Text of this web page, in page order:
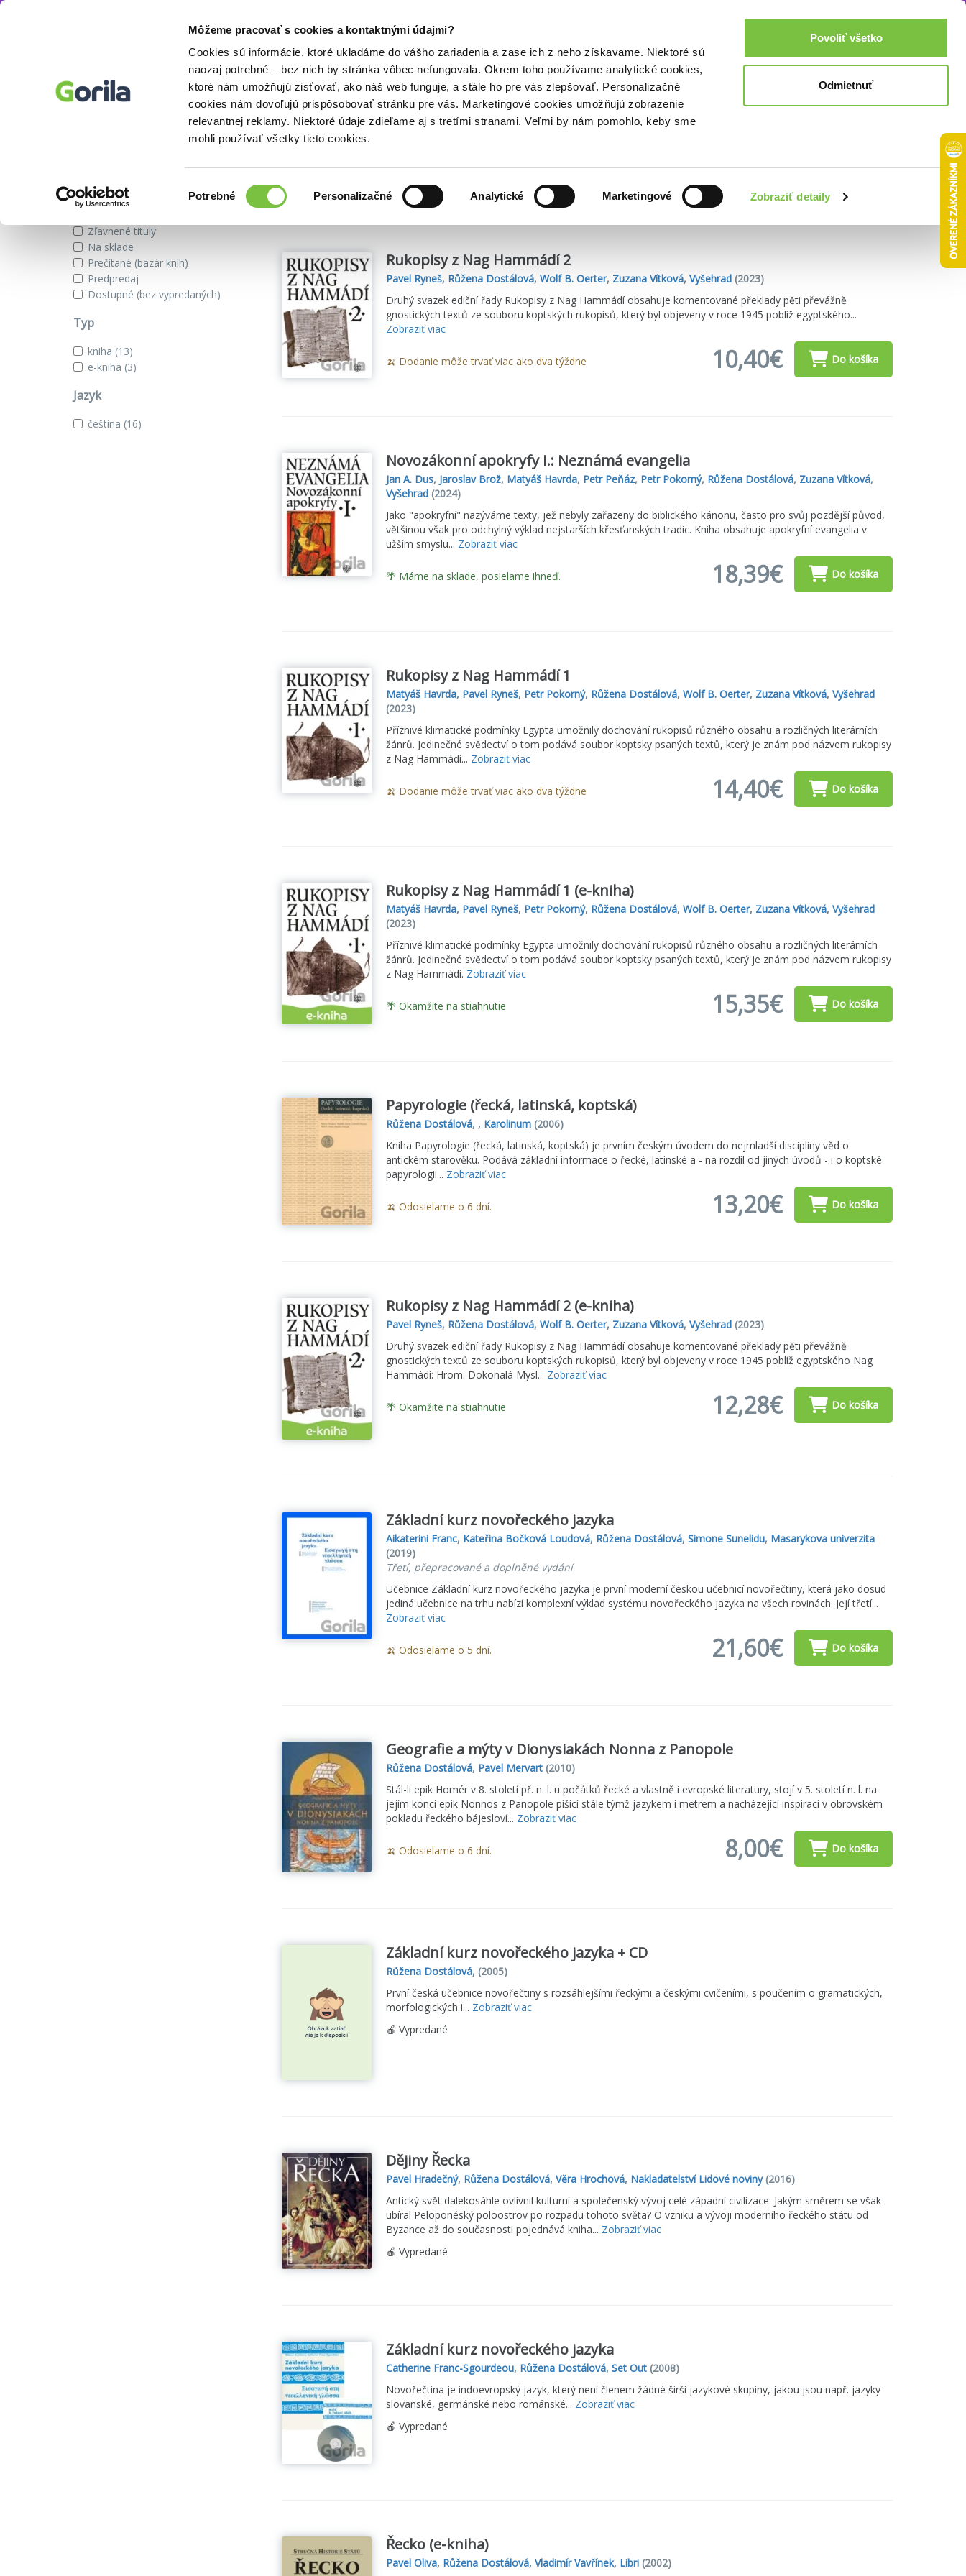
Môžeme pracovať s cookies a kontaktnými údajmi?
Cookies sú informácie, ktoré ukladáme do vášho zariadenia a zase ich z neho získavame. Niektoré sú
naozaj potrebné – bez nich by stránka vôbec nefungovala. Okrem toho používame analytické cookies,
ktoré nám umožňujú zisťovať, ako náš web funguje, a stále ho pre vás zlepšovať. Personalizačné
cookies nám dovoľujú prispôsobovať stránku pre vás. Marketingové cookies umožňujú zobrazenie
relevantnej reklamy. Niektoré údaje zdieľame aj s tretími stranami. Veľmi by nám pomohlo, keby sme
mohli používať všetky tieto cookies.
súhlasu
Potrebné Personalizačné Analytické Marketingové Zobraziť detaily
Povoliť všetko
Odmietnuť
Doplnky Prihlásenie 0,00€
Růžena Dostálová Akcie a zľavy
Knihy autora Růžena Dostálová
Zobraziť iba
Zľavnené tituly
Na sklade
Prečítané (bazár kníh)
Predpredaj
Dostupné (bez vypredaných)
Typ
kniha (13)
e-kniha (3)
Jazyk
čeština (16)
Našli sme Zoradiť podľa:
Rukopisy z Nag Hammádí 2
Pavel Ryneš, Růžena Dostálová, Wolf B. Oerter, Zuzana Vítková, Vyšehrad(2023)
Druhý svazek ediční řady Rukopisy z Nag Hammádí obsahuje komentované překlady pěti převážně
gnostických textů ze souboru koptských rukopisů, který byl objeveny v roce 1945 poblíž egyptského...
Zobraziť viac
🍌 Dodanie môže trvať viac ako dva týždne 10,40€ Do košíka
Novozákonní apokryfy I.: Neznámá evangelia
Jan A. Dus, Jaroslav Brož, Matyáš Havrda, Petr Peňáz, Petr Pokorný, Růžena Dostálová, Zuzana Vítková,
Vyšehrad(2024)
Jako "apokryfní" nazýváme texty, jež nebyly zařazeny do biblického kánonu, často pro svůj pozdější původ,
většinou však pro odchylný výklad nejstarších křesťanských tradic. Kniha obsahuje apokryfní evangelia v
užším smyslu... Zobraziť viac
🌴 Máme na sklade, posielame ihneď. 18,39€ Do košíka
Rukopisy z Nag Hammádí 1
Matyáš Havrda, Pavel Ryneš, Petr Pokorný, Růžena Dostálová, Wolf B. Oerter, Zuzana Vítková, Vyšehrad
(2023)
Příznivé klimatické podmínky Egypta umožnily dochování rukopisů různého obsahu a rozličných literárních
žánrů. Jedinečné svědectví o tom podává soubor koptsky psaných textů, který je znám pod názvem rukopisy
z Nag Hammádí... Zobraziť viac
🍌 Dodanie môže trvať viac ako dva týždne 14,40€ Do košíka
Rukopisy z Nag Hammádí 1 (e-kniha)
Matyáš Havrda, Pavel Ryneš, Petr Pokorný, Růžena Dostálová, Wolf B. Oerter, Zuzana Vítková, Vyšehrad
(2023)
Příznivé klimatické podmínky Egypta umožnily dochování rukopisů různého obsahu a rozličných literárních
žánrů. Jedinečné svědectví o tom podává soubor koptsky psaných textů, který je znám pod názvem rukopisy
z Nag Hammádí. Zobraziť viac
🌴 Okamžite na stiahnutie 15,35€ Do košíka
Papyrologie (řecká, latinská, koptská)
Růžena Dostálová, , Karolinum(2006)
Kniha Papyrologie (řecká, latinská, koptská) je prvním českým úvodem do nejmladší discipliny věd o
antickém starověku. Podává základní informace o řecké, latinské a - na rozdíl od jiných úvodů - i o koptské
papyrologii... Zobraziť viac
🍌 Odosielame o 6 dní. 13,20€ Do košíka
Rukopisy z Nag Hammádí 2 (e-kniha)
Pavel Ryneš, Růžena Dostálová, Wolf B. Oerter, Zuzana Vítková, Vyšehrad(2023)
Druhý svazek ediční řady Rukopisy z Nag Hammádí obsahuje komentované překlady pěti převážně
gnostických textů ze souboru koptských rukopisů, který byl objeveny v roce 1945 poblíž egyptského Nag
Hammádí: Hrom: Dokonalá Mysl... Zobraziť viac
🌴 Okamžite na stiahnutie 12,28€ Do košíka
Základní kurz novořeckého jazyka
Aikaterini Franc, Kateřina Bočková Loudová, Růžena Dostálová, Simone Sunelidu, Masarykova univerzita
(2019)
Třetí, přepracované a doplněné vydání
Učebnice Základní kurz novořeckého jazyka je první moderní českou učebnicí novořečtiny, která jako dosud
jediná učebnice na trhu nabízí komplexní výklad systému novořeckého jazyka na všech rovinách. Její třetí...
Zobraziť viac
🍌 Odosielame o 5 dní. 21,60€ Do košíka
Geografie a mýty v Dionysiakách Nonna z Panopole
Růžena Dostálová, Pavel Mervart(2010)
Stál-li epik Homér v 8. století př. n. l. u počátků řecké a vlastně i evropské literatury, stojí v 5. století n. l. na
jejím konci epik Nonnos z Panopole píšící stále týmž jazykem i metrem a nacházející inspiraci v obrovském
pokladu řeckého bájesloví... Zobraziť viac
🍌 Odosielame o 6 dní. 8,00€ Do košíka
Základní kurz novořeckého jazyka + CD
Růžena Dostálová, (2005)
První česká učebnice novořečtiny s rozsáhlejšími řeckými a českými cvičeními, s poučením o gramatických,
morfologických i... Zobraziť viac
🍎 Vypredané
Dějiny Řecka
Pavel Hradečný, Růžena Dostálová, Věra Hrochová, Nakladatelství Lidové noviny(2016)
Antický svět dalekosáhle ovlivnil kulturní a společenský vývoj celé západní civilizace. Jakým směrem se však
ubíral Peloponéský poloostrov po rozpadu tohoto světa? O vzniku a vývoji moderního řeckého státu od
Byzance až do současnosti pojednává kniha... Zobraziť viac
🍎 Vypredané
Základní kurz novořeckého jazyka
Catherine Franc-Sgourdeou, Růžena Dostálová, Set Out(2008)
Novořečtina je indoevropský jazyk, který není členem žádné širší jazykové skupiny, jakou jsou např. jazyky
slovanské, germánské nebo románské... Zobraziť viac
🍎 Vypredané
Řecko (e-kniha)
Pavel Oliva, Růžena Dostálová, Vladimír Vavřínek, Libri(2002)